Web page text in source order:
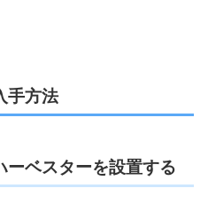
手方法
ーベスターを設置する